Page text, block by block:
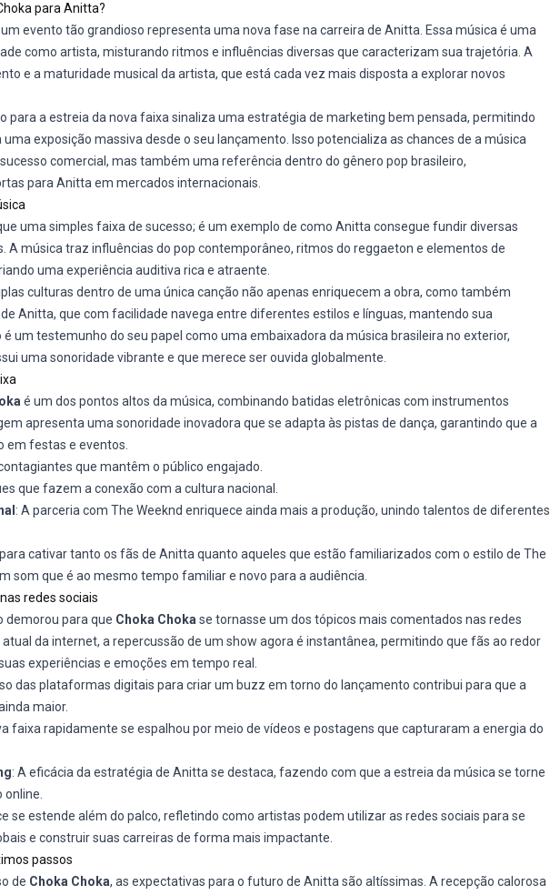
para Anitta?
evento tão grandioso representa uma nova fase na carreira de Anitta. Essa música é uma
como artista, misturando ritmos e influências diversas que caracterizam sua trajetória. A
e a maturidade musical da artista, que está cada vez mais disposta a explorar novos
para a estreia da nova faixa sinaliza uma estratégia de marketing bem pensada, permitindo
uma exposição massiva desde o seu lançamento. Isso potencializa as chances de a música
comercial, mas também uma referência dentro do gênero pop brasileiro,
para Anitta em mercados internacionais.
uma simples faixa de sucesso; é um exemplo de como Anitta consegue fundir diversas
A música traz influências do pop contemporâneo, ritmos do reggaeton e elementos de
uma experiência auditiva rica e atraente.
culturas dentro de uma única canção não apenas enriquecem a obra, como também
Anitta, que com facilidade navega entre diferentes estilos e línguas, mantendo sua
um testemunho do seu papel como uma embaixadora da música brasileira no exterior,
uma sonoridade vibrante e que merece ser ouvida globalmente.
é um dos pontos altos da música, combinando batidas eletrônicas com instrumentos
apresenta uma sonoridade inovadora que se adapta às pistas de dança, garantindo que a
em festas e eventos.
que mantêm o público engajado.
que fazem a conexão com a cultura nacional.
: A parceria com The Weeknd enriquece ainda mais a produção, unindo talentos de diferentes
cativar tanto os fãs de Anitta quanto aqueles que estão familiarizados com o estilo de The
som que é ao mesmo tempo familiar e novo para a audiência.
redes sociais
demorou para que Choka Choka se tornasse um dos tópicos mais comentados nas redes
atual da internet, a repercussão de um show agora é instantânea, permitindo que fãs ao redor
experiências e emoções em tempo real.
das plataformas digitais para criar um buzz em torno do lançamento contribui para que a
maior.
faixa rapidamente se espalhou por meio de vídeos e postagens que capturaram a energia do
: A eficácia da estratégia de Anitta se destaca, fazendo com que a estreia da música se torne
se estende além do palco, refletindo como artistas podem utilizar as redes sociais para se
e construir suas carreiras de forma mais impactante.
passos
de Choka Choka, as expectativas para o futuro de Anitta são altíssimas. A recepção calorosa